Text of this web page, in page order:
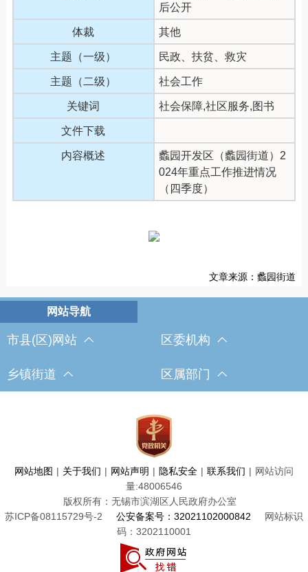
后公开
体裁 其他
主题（一级） 民政、扶贫、救灾
主题（二级） 社会工作
关键词 社会保障,社区服务,图书
文件下载
内容概述
蠡园开发区（蠡园街道）2
024年重点工作推进情况
（四季度）
文章来源：蠡园街道
市县(区)网站 区委机构
乡镇街道 区属部门
网站地图 | 关于我们 | 网站声明 | 隐私安全 | 联系我们 | 网站访问
量:48006546
版权所有：无锡市滨湖区人民政府办公室
苏ICP备08115729号-2
公安备案号：32021102000842
网站标识
码：3202110001